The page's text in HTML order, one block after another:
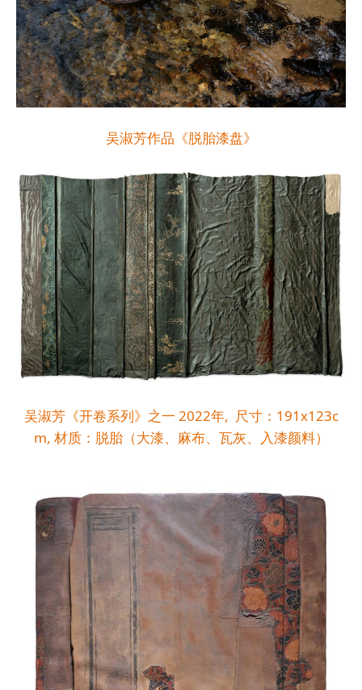
吴淑芳作品《脱胎漆盘》
吴淑芳《开卷系列》之一 2022年, 尺寸：191x123c
m, 材质：脱胎（大漆、麻布、瓦灰、入漆颜料）